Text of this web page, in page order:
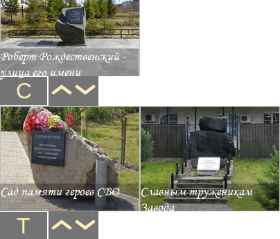
Роберт Рождественский -
улица его имени
С
Сад памяти героев СВО
Славным труженикам
Завода
Т